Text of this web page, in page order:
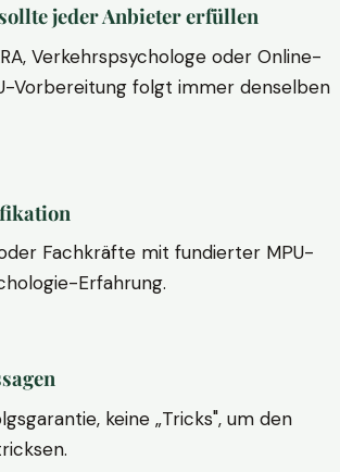
jeder Anbieter erfüllen
Verkehrspsychologe oder Online-
Vorbereitung folgt immer denselben
Fachkräfte mit fundierter MPU-
Erfahrung.
keine „Tricks", um den